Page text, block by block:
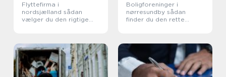
Flyttefirma i
nordsjælland sådan
vælger du den rigtige
Boligforeninger i
nørresundby sådan
finder du den rette